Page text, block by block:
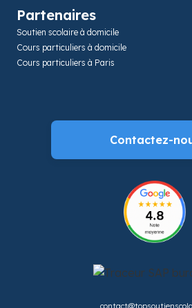
Partenaires
Soutien scolaire à domicile
Cours particuliers à domicile
Cours particuliers à Paris
Contactez-